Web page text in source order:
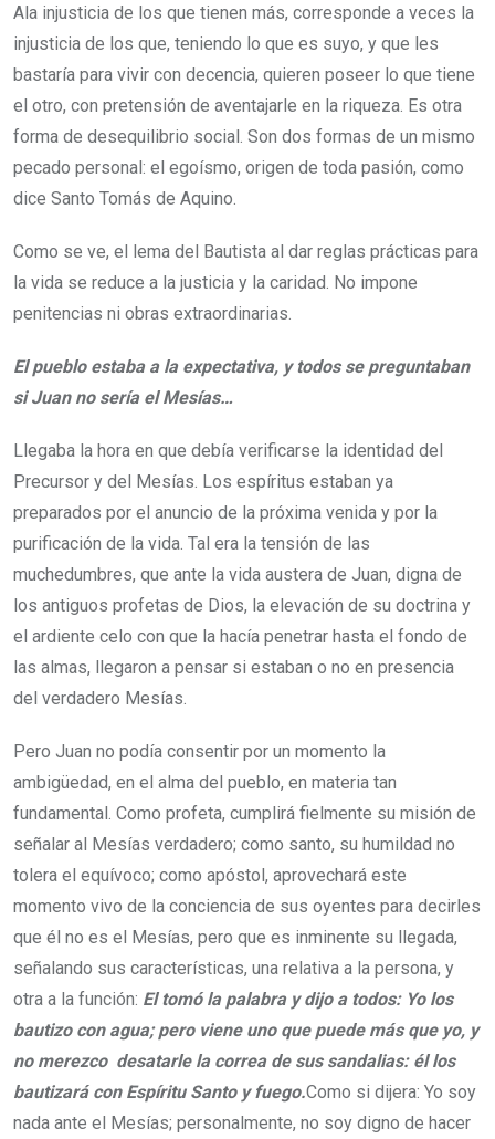
Ala injusticia de los que tienen más, corresponde a veces la
injusticia de los que, teniendo lo que es suyo, y que les
bastaría para vivir con decencia, quieren poseer lo que tiene
el otro, con pretensión de aventajarle en la riqueza. Es otra
forma de desequilibrio social. Son dos formas de un mismo
pecado personal: el egoísmo, origen de toda pasión, como
dice Santo Tomás de Aquino.
Como se ve, el lema del Bautista al dar reglas prácticas para
la vida se reduce a la justicia y la caridad. No impone
penitencias ni obras extraordinarias.
El pueblo estaba a la expectativa, y todos se preguntaban
si Juan no sería el Mesías…
Llegaba la hora en que debía verificarse la identidad del
Precursor y del Mesías. Los espíritus estaban ya
preparados por el anuncio de la próxima venida y por la
purificación de la vida. Tal era la tensión de las
muchedumbres, que ante la vida austera de Juan, digna de
los antiguos profetas de Dios, la elevación de su doctrina y
el ardiente celo con que la hacía penetrar hasta el fondo de
las almas, llegaron a pensar si estaban o no en presencia
del verdadero Mesías.
Pero Juan no podía consentir por un momento la
ambigüedad, en el alma del pueblo, en materia tan
fundamental. Como profeta, cumplirá fielmente su misión de
señalar al Mesías verdadero; como santo, su humildad no
tolera el equívoco; como apóstol, aprovechará este
momento vivo de la conciencia de sus oyentes para decirles
que él no es el Mesías, pero que es inminente su llegada,
señalando sus características, una relativa a la persona, y
otra a la función: El tomó la palabra y dijo a todos: Yo los
bautizo con agua; pero viene uno que puede más que yo, y
no merezco desatarle la correa de sus sandalias: él los
bautizará con Espíritu Santo y fuego.Como si dijera: Yo soy
nada ante el Mesías; personalmente, no soy digno de hacer